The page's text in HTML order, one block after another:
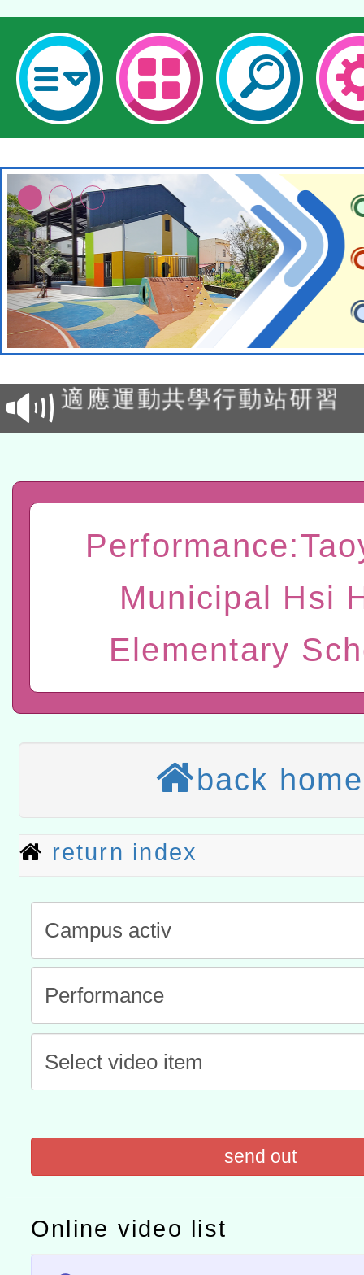
本校115學年度第2次代理
結果公告(無人報名，續辦
適應運動共學行動站研習
本館辦理115年度閱讀磐
程
A3數位素養講師名單
「數位內容與教學軟體線
有關大陸委員會函釋公務
轉知經濟部水利署委託財
研究院辦理「115年表揚
位及節水達人選拔活動」
115年8月22日(星期六)辦
市孔廟祈福系列活動—儒
2026年桃園地景藝術節教
結果公告(無人報名，續辦
適應運動共學行動站研習
本館辦理115年度閱讀磐
讀推動專業研習
科技賦能─人工智慧(AI)工
A3數位素養講師名單
「數位內容與教學軟體線
t」
有關大陸委員會函釋公務
赴陸應申請許可一案
轉知經濟部水利署委託財
研究院辦理「115年表揚
Municipal Hsi
Elementary
back home
return index
send out
Online video list